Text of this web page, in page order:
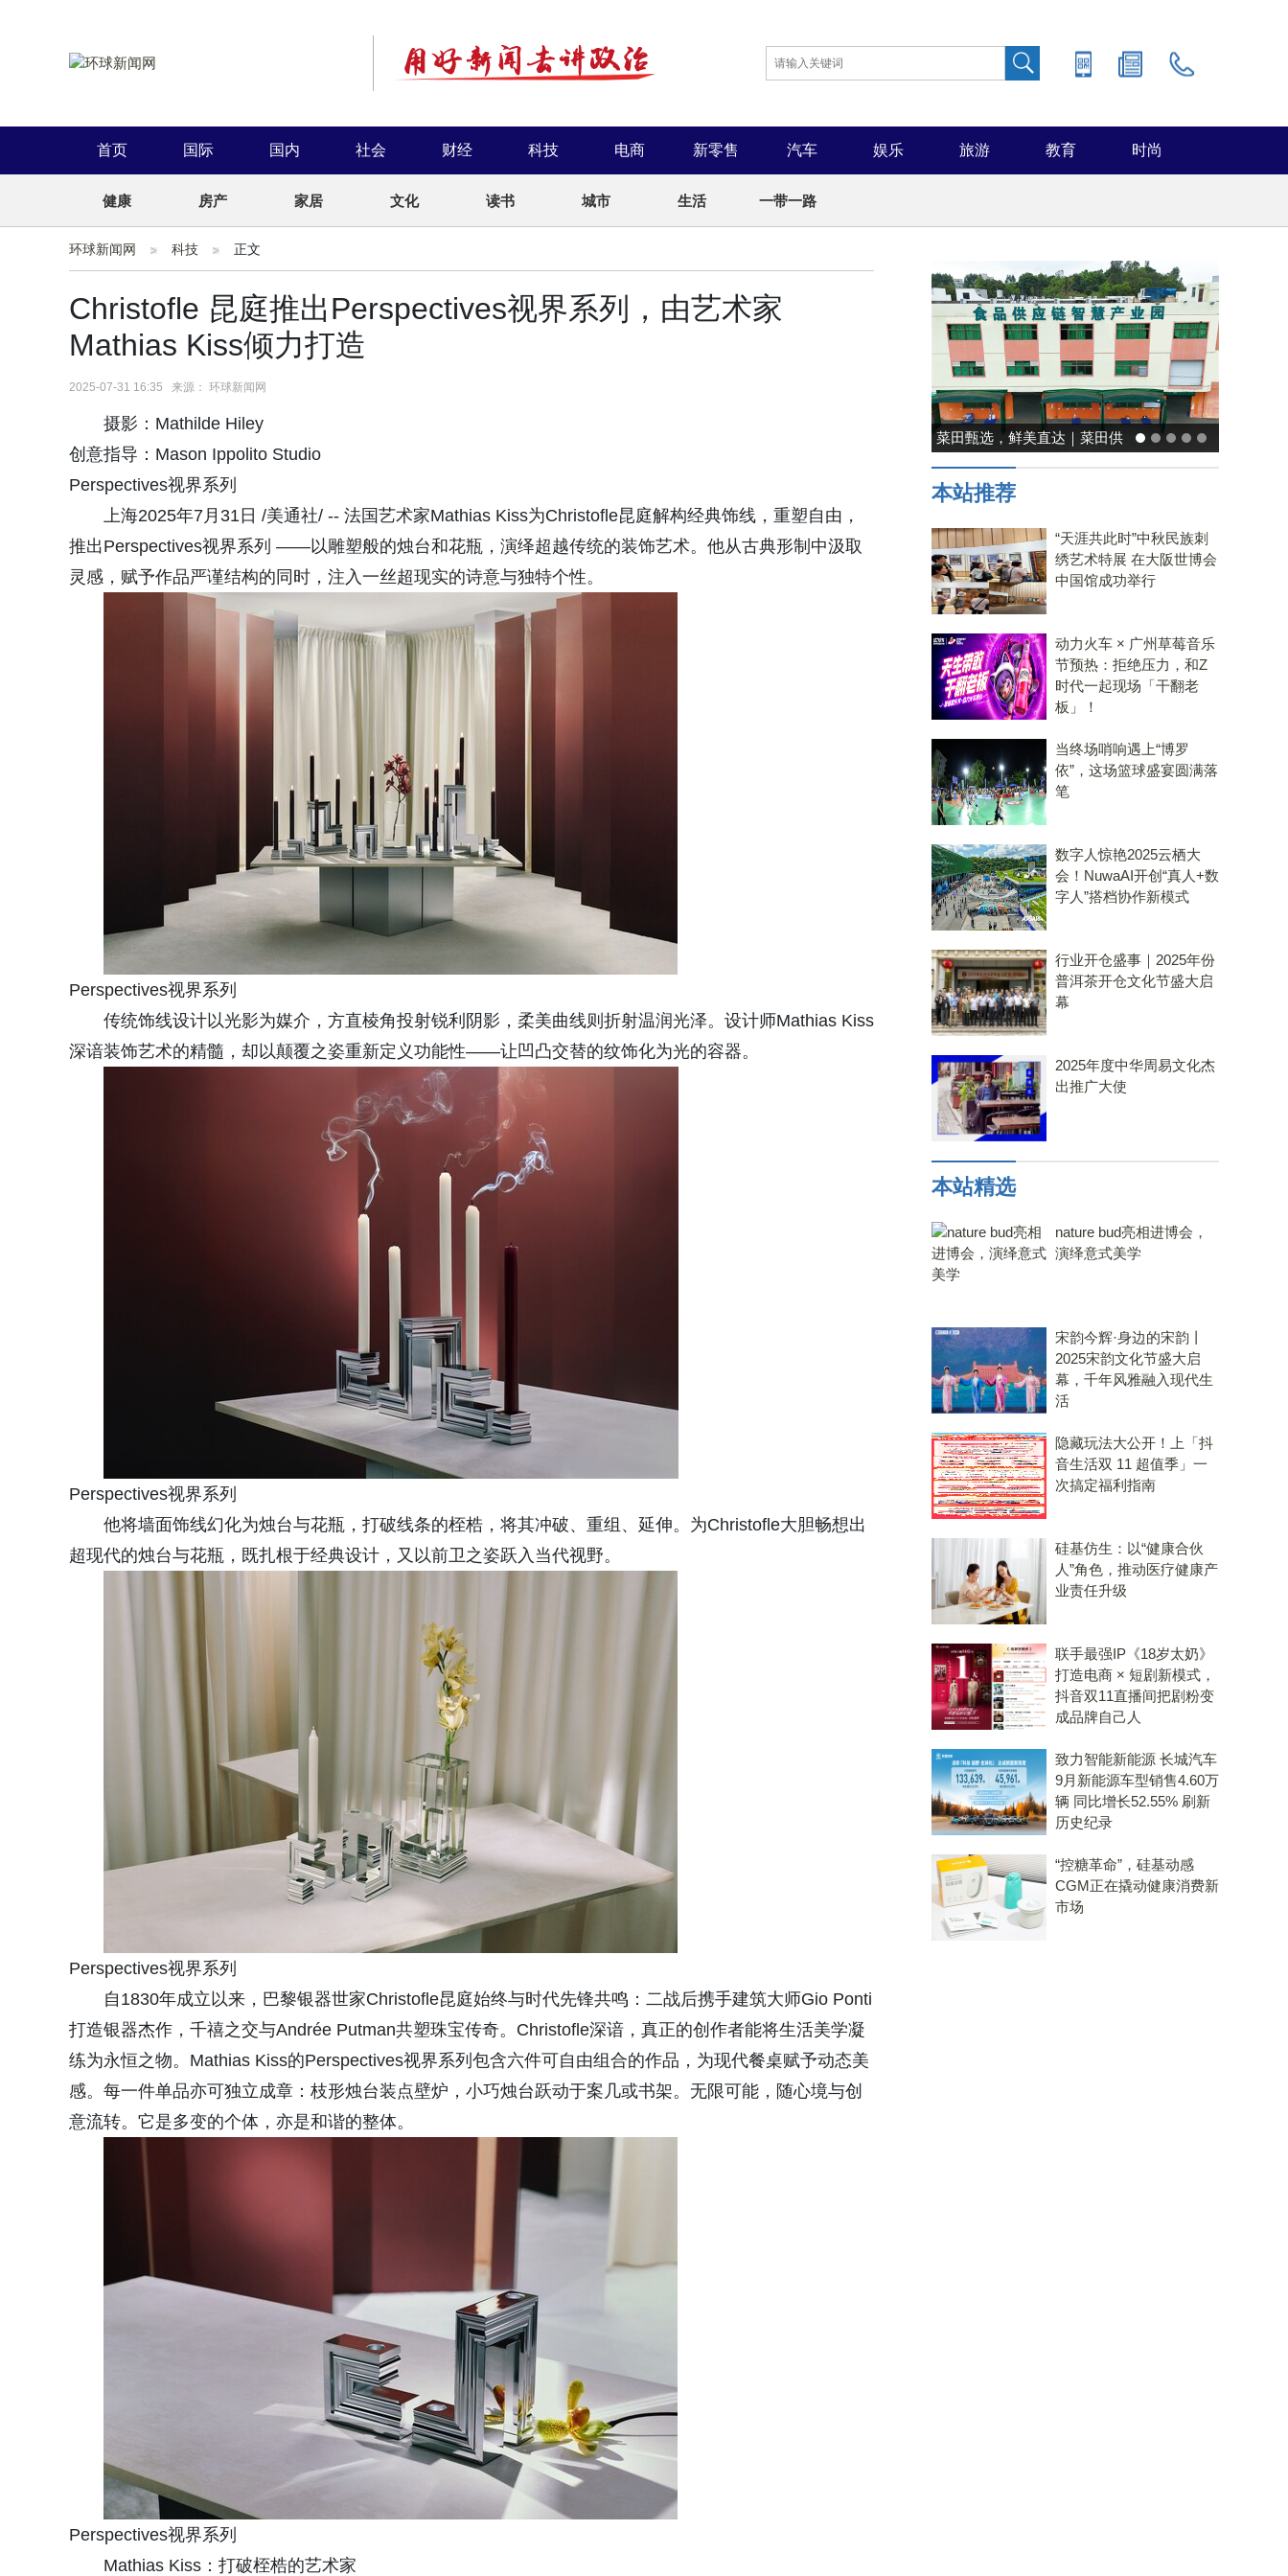
首页 国际 国内 社会 财经 科技 电商 新零售 汽车 娱乐 旅游 教育 时尚
健康 房产 家居 文化 读书 城市 生活 一带一路
环球新闻网 科技 正文
Christofle 昆庭推出Perspectives视界系列，由艺术家
Mathias Kiss倾力打造
2025-07-31 16:35 来源： 环球新闻网
摄影：Mathilde Hiley
创意指导：Mason Ippolito Studio
Perspectives视界系列
上海2025年7月31日 /美通社/ -- 法国艺术家Mathias Kiss为Christofle昆庭解构经典饰线，重塑自由，
推出Perspectives视界系列 ——以雕塑般的烛台和花瓶，演绎超越传统的装饰艺术。他从古典形制中汲取
灵感，赋予作品严谨结构的同时，注入一丝超现实的诗意与独特个性。
Perspectives视界系列
传统饰线设计以光影为媒介，方直棱角投射锐利阴影，柔美曲线则折射温润光泽。设计师Mathias Kiss
深谙装饰艺术的精髓，却以颠覆之姿重新定义功能性——让凹凸交替的纹饰化为光的容器。
Perspectives视界系列
他将墙面饰线幻化为烛台与花瓶，打破线条的桎梏，将其冲破、重组、延伸。为Christofle大胆畅想出
超现代的烛台与花瓶，既扎根于经典设计，又以前卫之姿跃入当代视野。
Perspectives视界系列
自1830年成立以来，巴黎银器世家Christofle昆庭始终与时代先锋共鸣：二战后携手建筑大师Gio Ponti
打造银器杰作，千禧之交与Andrée Putman共塑珠宝传奇。Christofle深谙，真正的创作者能将生活美学凝
练为永恒之物。Mathias Kiss的Perspectives视界系列包含六件可自由组合的作品，为现代餐桌赋予动态美
感。每一件单品亦可独立成章：枝形烛台装点壁炉，小巧烛台跃动于案几或书架。无限可能，随心境与创
意流转。它是多变的个体，亦是和谐的整体。
Perspectives视界系列
Mathias Kiss：打破桎梏的艺术家
能率日式厨房美学：既要此刻
温馨，也要未来可期
本站推荐
“天涯共此时”中秋民族刺
绣艺术特展 在大阪世博会
中国馆成功举行
动力火车 × 广州草莓音乐
节预热：拒绝压力，和Z
时代一起现场「干翻老
板」！
当终场哨响遇上“博罗
依”，这场篮球盛宴圆满落
笔
数字人惊艳2025云栖大
会！NuwaAI开创“真人+数
字人”搭档协作新模式
行业开仓盛事｜2025年份
普洱茶开仓文化节盛大启
幕
2025年度中华周易文化杰
出推广大使
本站精选
nature bud亮相进博会，
演绎意式美学
宋韵今辉·身边的宋韵丨
2025宋韵文化节盛大启
幕，千年风雅融入现代生
活
隐藏玩法大公开！上「抖
音生活双 11 超值季」一
次搞定福利指南
硅基仿生：以“健康合伙
人”角色，推动医疗健康产
业责任升级
联手最强IP《18岁太奶》
打造电商 × 短剧新模式，
抖音双11直播间把剧粉变
成品牌自己人
致力智能新能源 长城汽车
9月新能源车型销售4.60万
辆 同比增长52.55% 刷新
历史纪录
“控糖革命”，硅基动感
CGM正在撬动健康消费新
市场